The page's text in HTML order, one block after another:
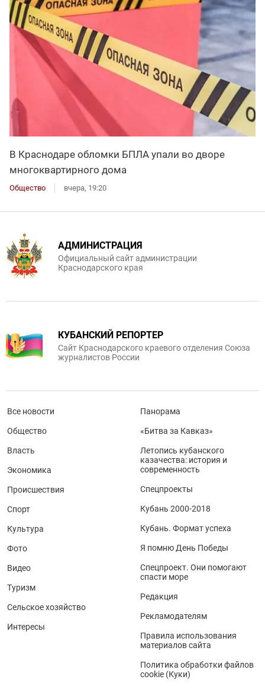
В Краснодаре обломки БПЛА упали во дворе
многоквартирного дома
Общество вчера, 19:20
АДМИНИСТРАЦИЯ
Официальный сайт администрации
Краснодарского края
КУБАНСКИЙ РЕПОРТЕР
Сайт Краснодарского краевого отделения Союза
журналистов России
Все новости
Общество
Власть
Экономика
Происшествия
Спорт
Культура
Фото
Видео
Туризм
Сельское хозяйство
Интересы
Панорама
«Битва за Кавказ»
Летопись кубанского
казачества: история и
современность
Спецпроекты
Кубань 2000-2018
Кубань. Формат успеха
Я помню День Победы
Спецпроект. Они помогают
спасти море
Редакция
Рекламодателям
Правила использования
материалов сайта
Политика обработки файлов
cookie (Куки)